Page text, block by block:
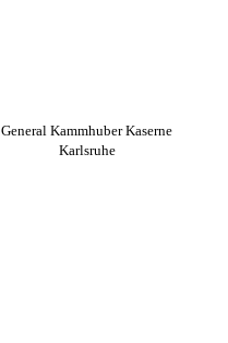
General Kammhuber Kaserne
Karlsruhe